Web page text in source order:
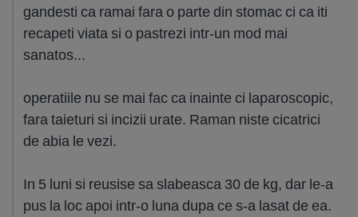
gandesti ca ramai fara o parte din stomac ci ca iti
recapeti viata si o pastrezi intr-un mod mai
sanatos...
operatiile nu se mai fac ca inainte ci laparoscopic,
fara taieturi si incizii urate. Raman niste cicatrici
de abia le vezi.
In 5 luni si reusise sa slabeasca 30 de kg, dar le-a
pus la loc apoi intr-o luna dupa ce s-a lasat de ea.